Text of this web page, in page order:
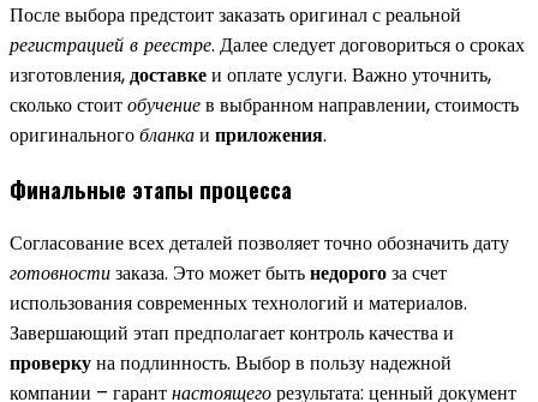
После выбора предстоит заказать оригинал с реальной
регистрацией в реестре. Далее следует договориться о сроках
изготовления,доставкеи оплате услуги. Важно уточнить,
сколько стоитобучениев выбранном направлении, стоимость
оригинальногобланкаи приложения.
Финальные этапы процесса
Согласование всех деталей позволяет точно обозначить дату
готовностизаказа. Это может бытьнедорогоза счет
использования современных технологий и материалов.
Завершающий этап предполагает контроль качества и
проверкуна подлинность. Выбор в пользу надежной
компании – гарантнастоящегорезультата: ценный документ